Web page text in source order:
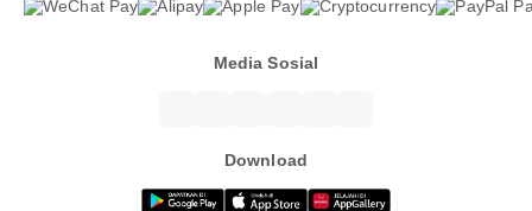
Media Sosial
Download